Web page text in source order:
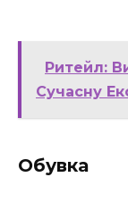
Ритейл:
Сучасну
Обувка